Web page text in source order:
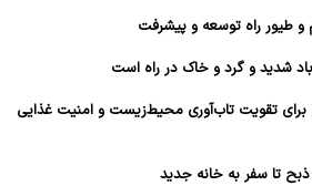
طیور راه توسعه و پیشرفت
شدید و گرد و خاک در راه است
برای تقویت تاب‌آوری محیط‌زیست و امنیت غذایی
ذبح تا سفر به خانه جدید